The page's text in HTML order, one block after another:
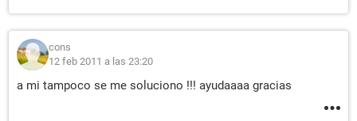
cons
12 feb 2011 a las 23:20
a mi tampoco se me soluciono !!! ayudaaaa gracias